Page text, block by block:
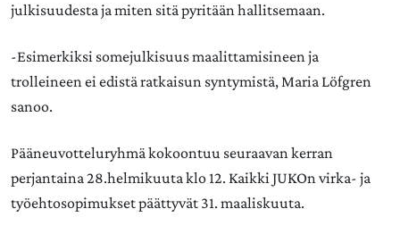
julkisuudesta ja miten sitä pyritään hallitsemaan.
-Esimerkiksi somejulkisuus maalittamisineen ja
trolleineen ei edistä ratkaisun syntymistä, Maria Löfgren
sanoo.
Pääneuvotteluryhmä kokoontuu seuraavan kerran
perjantaina 28.helmikuuta klo 12. Kaikki JUKOn virka- ja
työehtosopimukset päättyvät 31. maaliskuuta.